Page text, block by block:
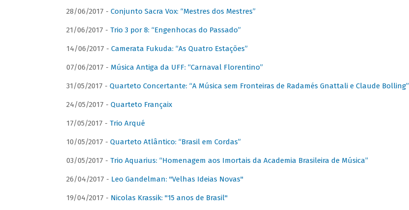
28/06/2017 - Conjunto Sacra Vox: “Mestres dos Mestres”
21/06/2017 - Trio 3 por 8: “Engenhocas do Passado”
14/06/2017 - Camerata Fukuda: “As Quatro Estações”
07/06/2017 - Música Antiga da UFF: “Carnaval Florentino”
31/05/2017 - Quarteto Concertante: “A Música sem Fronteiras de Radamés Gnattali e Claude Bolling”
24/05/2017 - Quarteto Françaix
17/05/2017 - Trio Arqué
10/05/2017 - Quarteto Atlântico: “Brasil em Cordas”
03/05/2017 - Trio Aquarius: “Homenagem aos Imortais da Academia Brasileira de Música”
26/04/2017 - Leo Gandelman: "Velhas Ideias Novas"
19/04/2017 - Nicolas Krassik: "15 anos de Brasil"